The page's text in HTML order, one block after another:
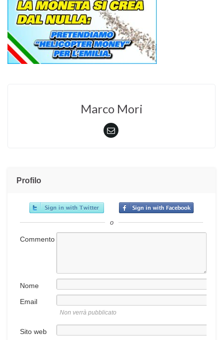
Marco Mori
Profilo
o
Commento
Nome
Email
Non verrà pubblicato
Sito web